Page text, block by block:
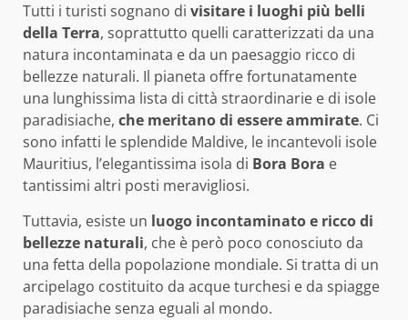
Tutti i turisti sognano di visitare i luoghi più belli
della Terra, soprattutto quelli caratterizzati da una
natura incontaminata e da un paesaggio ricco di
bellezze naturali. Il pianeta offre fortunatamente
una lunghissima lista di città straordinarie e di isole
paradisiache, che meritano di essere ammirate. Ci
sono infatti le splendide Maldive, le incantevoli isole
Mauritius, l’elegantissima isola di Bora Bora e
tantissimi altri posti meravigliosi.
Tuttavia, esiste un luogo incontaminato e ricco di
bellezze naturali, che è però poco conosciuto da
una fetta della popolazione mondiale. Si tratta di un
arcipelago costituito da acque turchesi e da spiagge
paradisiache senza eguali al mondo.